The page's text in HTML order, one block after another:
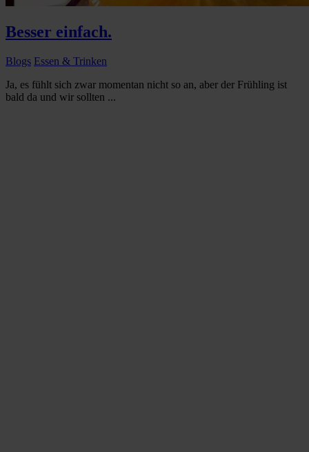
Besser einfach.
Blogs Essen & Trinken
Ja, es fühlt sich zwar momentan nicht so an, aber der Frühling ist
bald da und wir sollten ...